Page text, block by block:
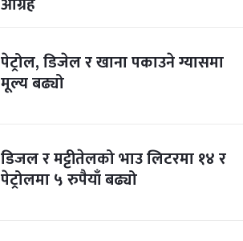
पेट्रोल, डिजेल र खाना पकाउने ग्यासमा
मूल्य बढ्यो
डिजल र मट्टीतेलको भाउ लिटरमा १४ र
पेट्रोलमा ५ रुपैयाँ बढ्यो